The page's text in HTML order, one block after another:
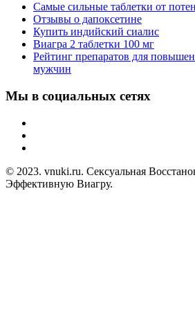
Самые сильные таблетки от
Отзывы о дапоксетине
Купить индийский сиалис
Виагра 2 таблетки 100 мг
Рейтинг препаратов для
мужчин
Мы в социальных сетях
© 2023. vnuki.ru. Сексуальная
Эффективную Виагру.